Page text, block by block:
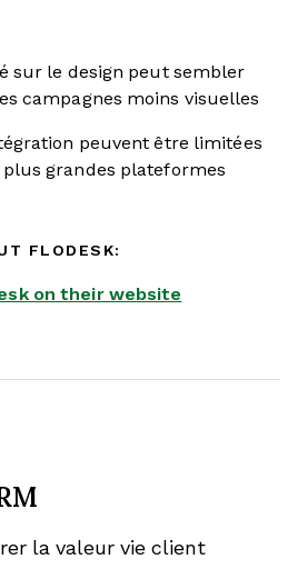
sur le design peut sembler
campagnes moins visuelles
peuvent être limitées
grandes plateformes
FLODESK:
on their website
la valeur vie client